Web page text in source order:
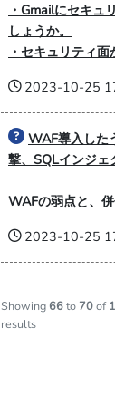
・Gmailにセキュ
しょうか。
・セキュリティ
2023-10-25
WAF導入した
撃、SQLインジェ
WAFの弱点と、
2023-10-25
Showing66to 70of
results